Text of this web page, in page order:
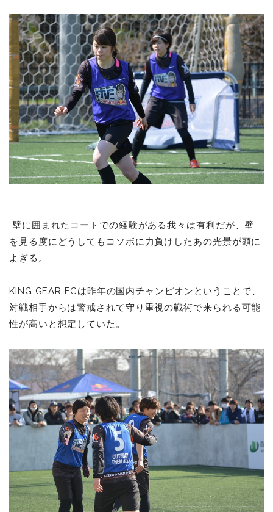
壁に囲まれたコートでの経験がある我々は有利だが、壁
を見る度にどうしてもコソボに力負けしたあの光景が頭に
よぎる。
KING GEAR FCは昨年の国内チャンピオンということで、
対戦相手からは警戒されて守り重視の戦術で来られる可能
性が高いと想定していた。